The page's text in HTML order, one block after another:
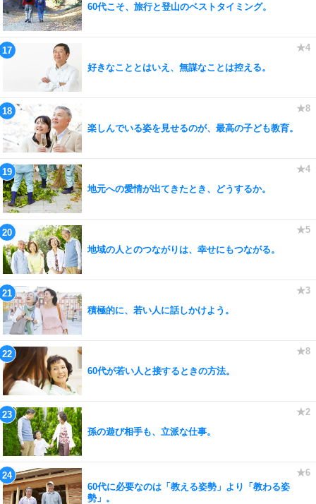
60代こそ、旅行と登山のベストタイミング。
好きなこととはいえ、無謀なことは控える。
楽しんでいる姿を見せるのが、最高の子ども教育。
地元への愛情が出てきたとき、どうするか。
地域の人とのつながりは、幸せにもつながる。
積極的に、若い人に話しかけよう。
60代が若い人と接するときの方法。
孫の遊び相手も、立派な仕事。
60代に必要なのは「教える姿勢」より「教わる姿
勢」。